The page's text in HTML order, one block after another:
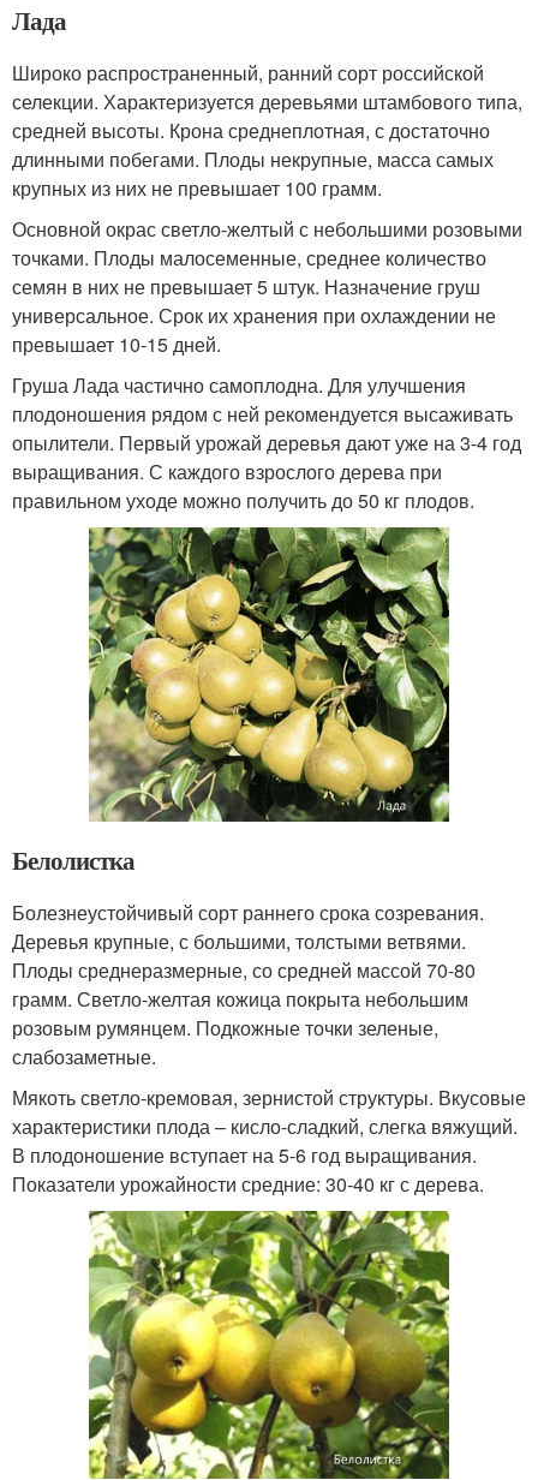
Лада
Широко распространенный, ранний сорт российской
селекции. Характеризуется деревьями штамбового типа,
средней высоты. Крона среднеплотная, с достаточно
длинными побегами. Плоды некрупные, масса самых
крупных из них не превышает 100 грамм.
Основной окрас светло-желтый с небольшими розовыми
точками. Плоды малосеменные, среднее количество
семян в них не превышает 5 штук. Назначение груш
универсальное. Срок их хранения при охлаждении не
превышает 10-15 дней.
Груша Лада частично самоплодна. Для улучшения
плодоношения рядом с ней рекомендуется высаживать
опылители. Первый урожай деревья дают уже на 3-4 год
выращивания. С каждого взрослого дерева при
правильном уходе можно получить до 50 кг плодов.
Белолистка
Болезнеустойчивый сорт раннего срока созревания.
Деревья крупные, с большими, толстыми ветвями.
Плоды среднеразмерные, со средней массой 70-80
грамм. Светло-желтая кожица покрыта небольшим
розовым румянцем. Подкожные точки зеленые,
слабозаметные.
Мякоть светло-кремовая, зернистой структуры. Вкусовые
характеристики плода – кисло-сладкий, слегка вяжущий.
В плодоношение вступает на 5-6 год выращивания.
Показатели урожайности средние: 30-40 кг с дерева.